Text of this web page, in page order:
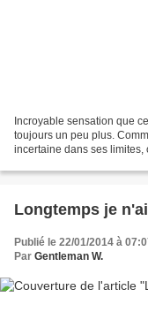
Incroyable sensation que
toujours un peu plus.
incertaine dans ses
Longtemps je
Publié le 22/01/2014 à
Par Gentleman W.